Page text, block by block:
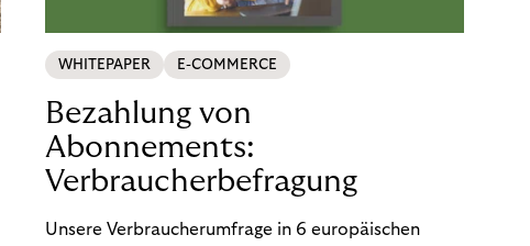
WHITEPAPER E-COMMERCE
Bezahlung von
Abonnements:
Verbraucherbefragung
Unsere Verbraucherumfrage in 6 europäischen